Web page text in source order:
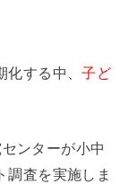
化する中、子ど
ンターが小中
調査を実施しま